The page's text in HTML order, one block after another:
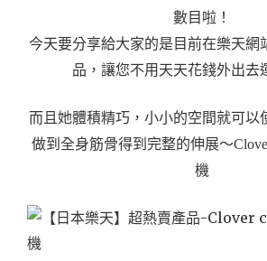
數目啦！
今天要分享給大家的是目前在樂天網
品，讓您不用天天花錢外出去
而且她體積精巧，小小的空間就可以
做到全身筋骨得到完整的伸展～
機